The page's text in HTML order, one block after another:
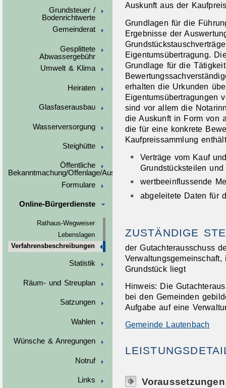
Grundsteuer /
Bodenrichtwerte
Gemeinderat
Gesplittete
Abwassergebühr
Umwelt & Klima
Heiraten
Glasfaserausbau
Wasserversorgung
Steighütte
Öffentliche
Bekanntmachung/Offenlage/Ausschreibungen
Formulare
Online-Bürgerdienste
Rathaus-Wegweiser
Lebenslagen
Verfahrensbeschreibungen
Statistik
Räum- und Streuplan
Satzungen
Wahlen
Wünsche & Anregungen
Notruf
Links
Auskunft aus der
Grundlagen für die
Ergebnisse der
Eigentumsübertragung.
Grundlage für die
erhalten die Urkunden
Eigentumsübertragungen
sind vor allem die
die Auskunft in Form von
die für eine konkrete
Kaufpreissammlung
Verträge vom Kauf
Grundstücksteilen
wertbeeinflussende
abgeleitete Daten für
ZUSTÄNDIGE
der Gutachterausschuss
Grundstück liegt
Hinweis: Die
bei den Gemeinden
Aufgabe auf eine
Gemeinde Lautenbach
Voraussetzungen